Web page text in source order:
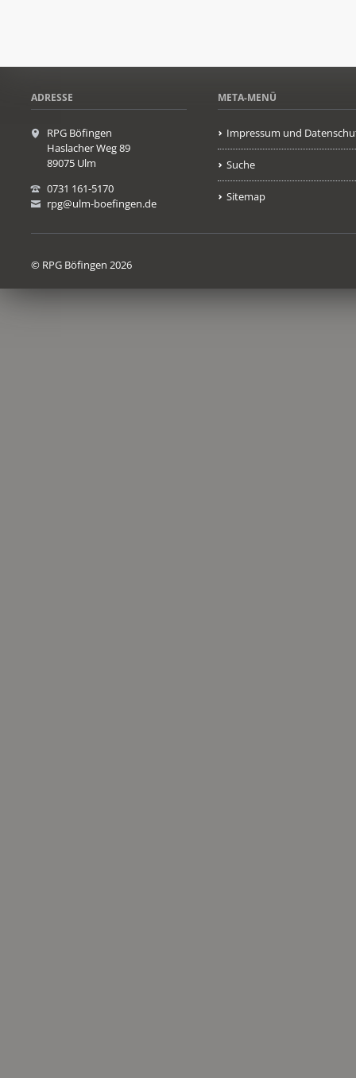
ADRESSE
RPG Böfingen
Haslacher Weg 89
89075 Ulm
0731 161-5170
rpg@ulm-boefingen.de
META-MENÜ
Impressum und
Suche
Sitemap
© RPG Böfingen 2026